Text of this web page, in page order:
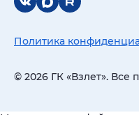
© 2026 ГК «Взлет».
Политика